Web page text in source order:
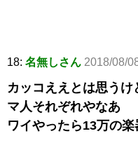
18: 名無しさん 2018/08/
カッコええとは思う
マ人それぞれやなあ
ワイやったら13万の